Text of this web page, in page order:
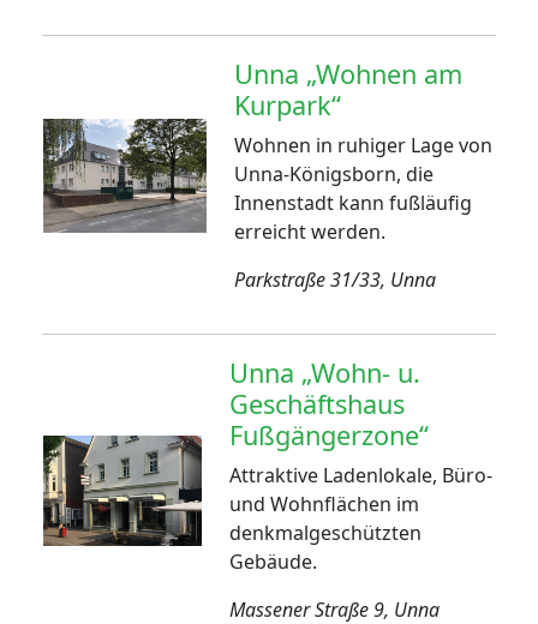
Unna „Wohnen am
Kurpark“
Wohnen in ruhiger Lage von
Unna-Königsborn, die
Innenstadt kann fußläufig
erreicht werden.
Parkstraße 31/33, Unna
Unna „Wohn- u.
Geschäftshaus
Fußgängerzone“
Attraktive Ladenlokale, Büro-
und Wohnflächen im
denkmalgeschützten
Gebäude.
Massener Straße 9, Unna